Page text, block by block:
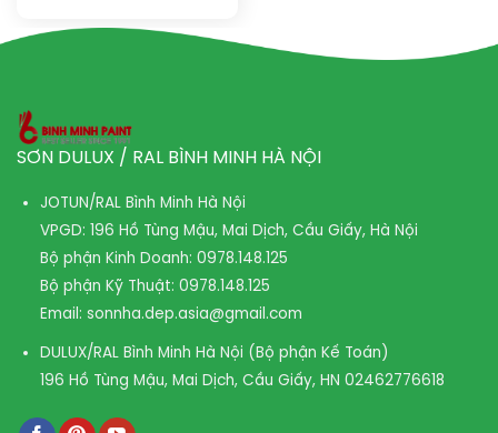
SƠN DULUX / RAL BÌNH MINH HÀ NỘI
JOTUN/RAL Bình Minh Hà Nội
VPGD: 196 Hồ Tùng Mậu, Mai Dịch, Cầu Giấy, Hà Nội
Bộ phận Kinh Doanh: 0978.148.125
Bộ phận Kỹ Thuật: 0978.148.125
Email: sonnha.dep.asia@gmail.com
DULUX/RAL Bình Minh Hà Nội (Bộ phận Kế Toán)
196 Hồ Tùng Mậu, Mai Dịch, Cầu Giấy, HN 02462776618